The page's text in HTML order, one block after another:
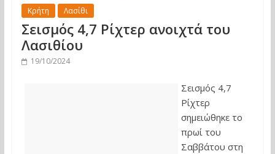
Κρήτη Λασίθι
Σεισμός 4,7 Ρίχτερ ανοιχτά του
Λασιθίου
19/10/2024
Σεισμός 4,7
Ρίχτερ
σημειώθηκε το
πρωί του
Σαββάτου στη